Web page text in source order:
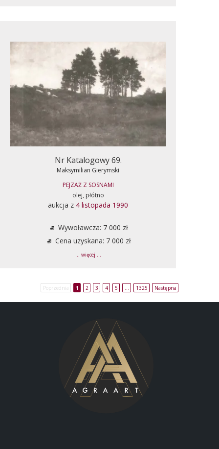
Nr Katalogowy 69.
Maksymilian Gierymski
PEJZAŻ Z SOSNAMI
olej, płótno
aukcja z 4 listopada 1990
Wywoławcza: 7 000 zł
Cena uzyskana: 7 000 zł
... więcej ...
Poprzednia 1 2 3 4 5 1325 Następna